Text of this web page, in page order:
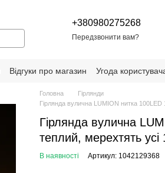
+380980275268
Передзвонити вам?
Відгуки про магазин Угода
Головна
Гірлянди
Гірлянда вулична LUMION нитка 100LED
Гірлянда вулична
теплий, мерехтять
В наявності Артикул: 1042129368